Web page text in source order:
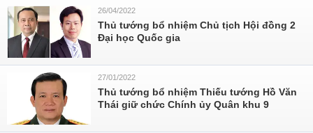
26/04/2022
Thủ tướng bổ nhiệm Chủ tịch Hội đồng 2
Đại học Quốc gia
27/01/2022
Thủ tướng bổ nhiệm Thiếu tướng Hồ Văn
Thái giữ chức Chính ủy Quân khu 9